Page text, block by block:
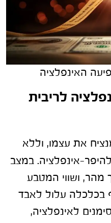
האינפלציה
לריבית
את עצמו, וללא
אינפלציה. במצב
מהר, ושווי המטבע
בכלכלה עלול לאבד
לאינפלציה,